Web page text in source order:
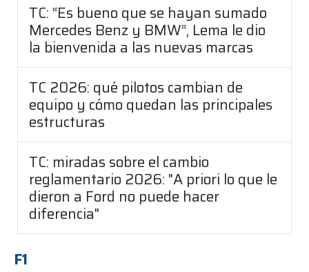
TC: “Es bueno que se hayan sumado
Mercedes Benz y BMW”, Lema le dio
la bienvenida a las nuevas marcas
TC 2026: qué pilotos cambian de
equipo y cómo quedan las principales
estructuras
TC: miradas sobre el cambio
reglamentario 2026: "A priori lo que le
dieron a Ford no puede hacer
diferencia"
F1